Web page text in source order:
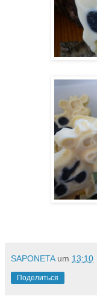
SAPONETA um 13:10
Поделиться